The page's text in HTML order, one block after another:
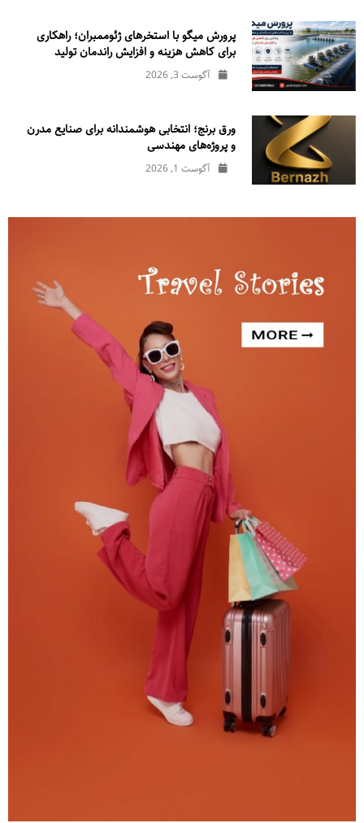
پرورش میگو با استخرهای ژئوممبران؛ راهکاری
برای کاهش هزینه و افزایش راندمان تولید
آگوست 3, 2026
ورق برنج؛ انتخابی هوشمندانه برای صنایع مدرن
و پروژه‌های مهندسی
آگوست 1, 2026